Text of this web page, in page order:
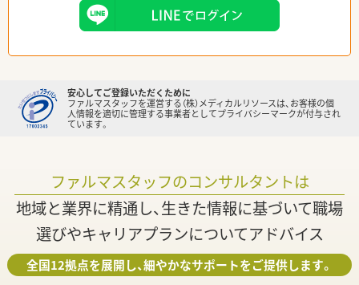
安心してご登録いただくために
ファルマスタッフを運営する（株）メディカルリソースは、お客様の個
人情報を適切に管理する事業者としてプライバシーマークが付与され
ています。
ファルマスタッフのコンサルタントは
地域と業界に精通し、生きた情報に基づいて職場
選びやキャリアプランについてアドバイス
全国12拠点を展開し、細やかなサポートをご提供します。